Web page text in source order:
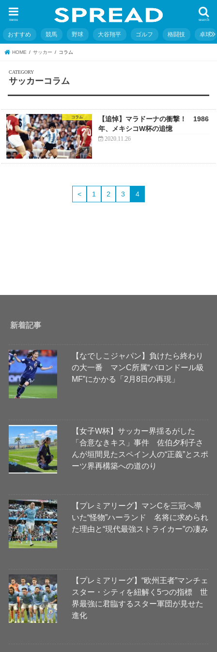
search
menu
おすすめ 競馬 野球 大谷翔平 ゴルフ 格闘技 卓球
HOME サッカー コラム
サッカーコラム
コラム
【追悼】マラドーナの衝撃！ 1986
年、メキシコW杯の追憶
2020.11.26
< 1 2 3 4
新着記事
【なでしこジャパン】負けたら終わり
の大一番 マンC所属“バロンドール級
MF”にかかる「2月8日の再現」
【女子W杯】サッカー界揺るがした
「合意なきキス」事件 佐伯夕利子さ
んが垣間見たスペイン人の“正義”とスポ
ーツ界再構築への道のり
【プレミアリーグ】マンCを三冠へ導
いた“怪物”ハーランド 名将に求められ
た理由と“現代最強ストライカー”の凄み
【プレミアリーグ】“欧州王者”マンチェ
スター・シティを紐解く5つの指標 世
界最強に君臨するスター軍団が見せた
進化